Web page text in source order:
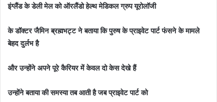
इंग्लैंड के डेली मेल को ऑरलैंडो हेल्थ मेडिकल ग्रुप यूरोलॉजी
के डॉक्टर जैमिन ब्रह्मभट्ट ने बताया कि पुरुष के प्राइवेट पार्ट फंसने के मामले
बेहद दुर्लभ है
और उन्होंने अपने पूरे कैरियर में केवल दो केस देखे हैं
उन्होंने बताया की समस्या तब आती है जब प्राइवेट पार्ट को